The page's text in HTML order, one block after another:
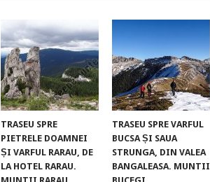
TRASEU SPRE
PIETRELE DOAMNEI
ȘI VARFUL RARAU, DE
LA HOTEL RARAU.
TRASEU SPRE VARFUL
BUCSA ȘI SAUA
STRUNGA, DIN VALEA
BANGALEASA. MUNTII